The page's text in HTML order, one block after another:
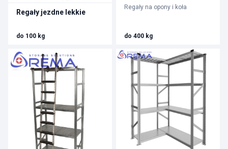
Regały jezdne lekkie
do 100 kg
Regały na opony i koła
do 400 kg